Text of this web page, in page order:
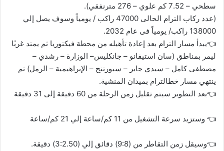
سطحي – 7.52 كم علوي – 276 متر نفقي).
(عدد ركاب الترام الحالى راكب / يومياً وسوف يصل إلي
138000 راكب/ يومياً فى عام
👈يبدأ مسار الترام بعد إعادة تأهيله من محطة فيكتوريا ثم يمتد غربًا
ليمر بمناطق (سان استيفانو – جانكليس– الوزارة – رشدي –
مصطفى كامل – سيدي جابر – سبورتنج – الإبراهيمية – الرمل) ثم
ينتهي مسار خطالترام بميدان المنشية.
👈بعد التطوير سيتم تقليل زمن الرحلة من دقيقة إلى دقيقة
👈 وستزيد سرعة التشغيل من كم/ساعة إلي كم/ساعة
👈وسيقل زمن التقاطر من (
9:8
) دقائق إلي (
3:2.50
) دقيقة.